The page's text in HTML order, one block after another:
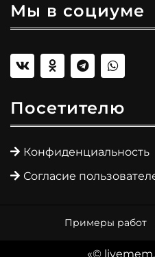
Мы в социуме
Посетителю
Конфиденциальность
Согласие
Примеры работ
«©